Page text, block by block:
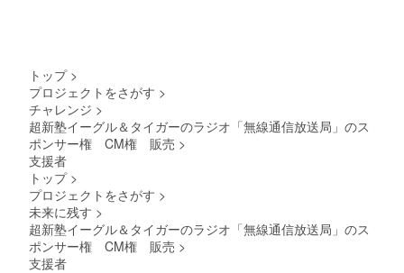
トップ >
プロジェクトをさがす >
チャレンジ >
超新塾イーグル＆タイガーのラジオ「無線通信放送局」のス
ポンサー権 CM権 販売 >
支援者
トップ >
プロジェクトをさがす >
未来に残す >
超新塾イーグル＆タイガーのラジオ「無線通信放送局」のス
ポンサー権 CM権 販売 >
支援者